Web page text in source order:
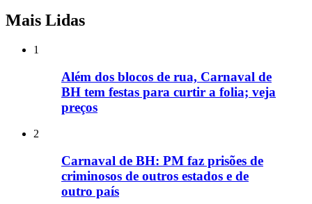
Mais Lidas
1
Além dos blocos de rua, Carnaval de
BH tem festas para curtir a folia; veja
preços
2
Carnaval de BH: PM faz prisões de
criminosos de outros estados e de
outro país